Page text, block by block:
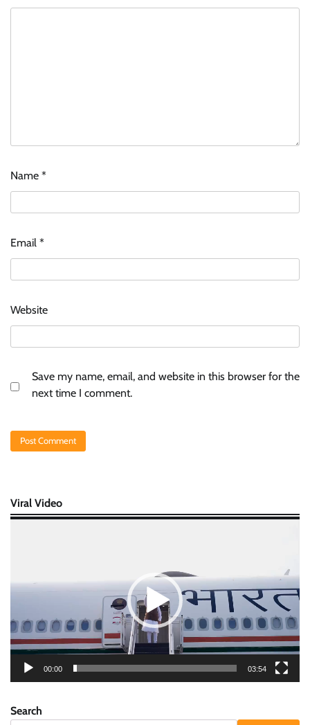
Name *
Email *
Website
Save my name, email, and website in this browser for the
next time I comment.
Viral Video
00:00 03:54
Search